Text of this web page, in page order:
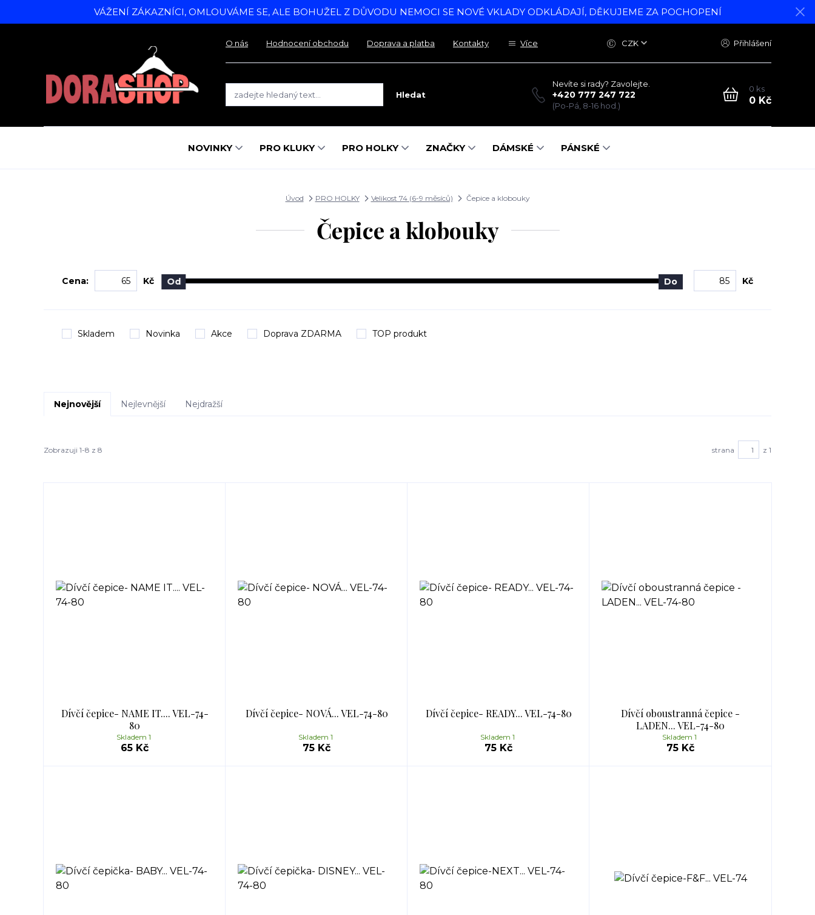
VÁŽENÍ ZÁKAZNÍCI, OMLOUVÁME SE, ALE BOHUŽEL Z DŮVODU NEMOCI SE NOVÉ VKLADY ODKLÁDAJÍ, DĚKUJEME ZA POCHOPENÍ
O nás Hodnocení obchodu Doprava a platba Kontakty Více CZK Přihlášení
Hledat
Nevíte si rady? Zavolejte.
+420 777 247 722
(Po-Pá, 8-16 hod.)
0 ks
0 Kč
NOVINKY PRO KLUKY PRO HOLKY ZNAČKY DÁMSKÉ PÁNSKÉ
Úvod PRO HOLKY Velikost 74 (6-9 měsíců) Čepice a klobouky
Čepice a klobouky
Cena: Kč Od Do Kč
Skladem Novinka Akce Doprava ZDARMA TOP produkt
Nejnovější Nejlevnější Nejdražší
Zobrazuji 1-8 z 8 strana z 1
Dívčí čepice- NAME IT.... VEL-74-
80
65 Kč
Skladem 1
Dívčí čepice- NOVÁ... VEL-74-80
75 Kč
Skladem 1
Dívčí čepice- READY... VEL-74-80
75 Kč
Skladem 1
Dívčí oboustranná čepice -
LADEN... VEL-74-80
75 Kč
Skladem 1